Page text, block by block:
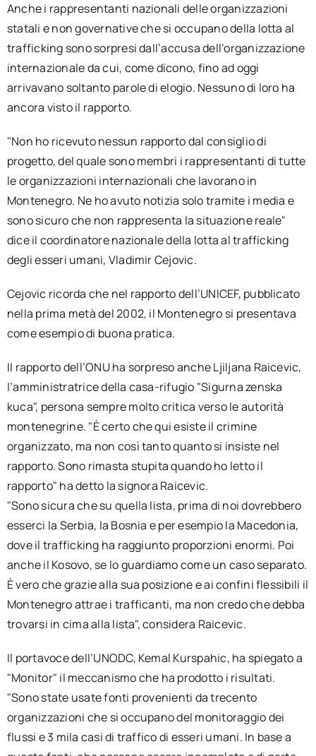
Anche i rappresentanti nazionali delle organizzazioni
statali e non governative che si occupano della lotta al
trafficking sono sorpresi dall’accusa dell’organizzazione
internazionale da cui, come dicono, fino ad oggi
arrivavano soltanto parole di elogio. Nessuno di loro ha
ancora visto il rapporto.
"Non ho ricevuto nessun rapporto dal consiglio di
progetto, del quale sono membri i rappresentanti di tutte
le organizzazioni internazionali che lavorano in
Montenegro. Ne ho avuto notizia solo tramite i media e
sono sicuro che non rappresenta la situazione reale"
dice il coordinatore nazionale della lotta al trafficking
degli esseri umani, Vladimir Cejovic.
Cejovic ricorda che nel rapporto dell’UNICEF, pubblicato
nella prima metà del 2002, il Montenegro si presentava
come esempio di buona pratica.
Il rapporto dell’ONU ha sorpreso anche Ljiljana Raicevic,
l’amministratrice della casa-rifugio "Sigurna zenska
kuca", persona sempre molto critica verso le autorità
montenegrine. "È certo che qui esiste il crimine
organizzato, ma non così tanto quanto si insiste nel
rapporto. Sono rimasta stupita quando ho letto il
rapporto" ha detto la signora Raicevic.
"Sono sicura che su quella lista, prima di noi dovrebbero
esserci la Serbia, la Bosnia e per esempio la Macedonia,
dove il trafficking ha raggiunto proporzioni enormi. Poi
anche il Kosovo, se lo guardiamo come un caso separato.
È vero che grazie alla sua posizione e ai confini flessibili il
Montenegro attrae i trafficanti, ma non credo che debba
trovarsi in cima alla lista", considera Raicevic.
Il portavoce dell’UNODC, Kemal Kurspahic, ha spiegato a
"Monitor" il meccanismo che ha prodotto i risultati.
"Sono state usate fonti provenienti da trecento
organizzazioni che si occupano del monitoraggio dei
flussi e 3 mila casi di traffico di esseri umani. In base a